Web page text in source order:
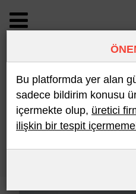
BİLDİRİM
Son 10 Bildirim
Bu platformda yer alan
sadece bildirim konusu
içermekte olup, üretici
ilişkin bir tespit